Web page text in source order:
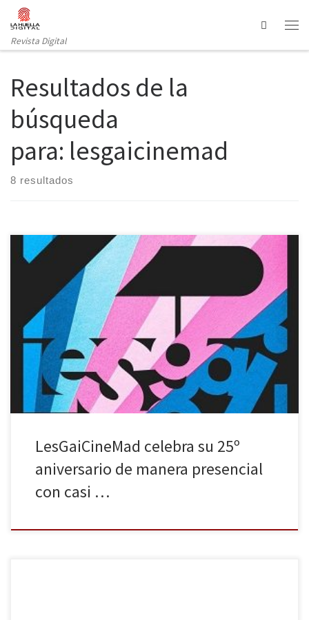
Saltar al contenido
Revista Digital
Search
Resultados de la
búsqueda
para: lesgaicinemad
8 resultados
LesGaiCineMad celebra su 25º aniversario de manera presencial
con casi 100 películas entre largometrajes, documentales y cortos
Brays Efe, Itziar Castro o Fátima Baeza formarán parte del jurado
Madrid, 21 de octubre de 2020. El festival internacional de cine de
temática LGBTIQ+ que cuenta con el mayor reconocimiento
internacional de […]
LesGaiCineMad celebra su 25º
aniversario de manera presencial
con casi …